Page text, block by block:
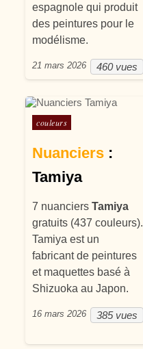
espagnole qui produit
des peintures pour le
modélisme.
460 vues
21 mars 2026
Posté dans
couleurs
Nuanciers :
Tamiya
7 nuanciersTamiya
gratuits (437 couleurs).
Tamiya est un
fabricant de peintures
et maquettes basé à
Shizuoka au Japon.
385 vues
16 mars 2026